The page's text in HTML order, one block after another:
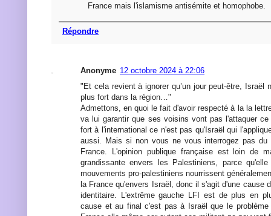
France mais l'islamisme antisémite et homophobe.
Répondre
Anonyme 12 octobre 2024 à 22:06
"Et cela revient à ignorer qu’un jour peut-être, Israël
plus fort dans la région…"
Admettons, en quoi le fait d'avoir respecté à la la
va lui garantir que ses voisins vont pas l'attaquer
fort à l'international ce n'est pas qu'Israël qui
aussi. Mais si non vous ne vous interrogez pas
France. L'opinion publique française est loin de
grandissante envers les Palestiniens, parce
mouvements pro-palestiniens nourrissent
la France qu'envers Israël, donc il s'agit d'une cause
identitaire. L'extrême gauche LFI est de plus en
cause et au final c'est pas à Israël que le